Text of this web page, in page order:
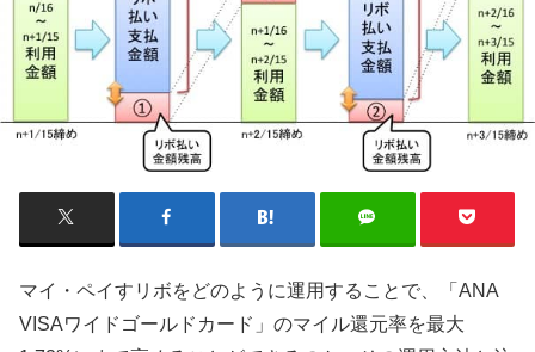
マイ・ペイすリボをどのように運用することで、「ANA
VISAワイドゴールドカード」のマイル還元率を最大